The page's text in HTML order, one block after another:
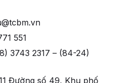
551
3743 2317 – (84-24)
Đường số 49, Khu phố